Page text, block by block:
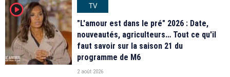
player2
TV
"L'amour est dans le pré" 2026 : Date,
nouveautés, agriculteurs… Tout ce qu'il
faut savoir sur la saison 21 du
programme de M6
2 août 2026